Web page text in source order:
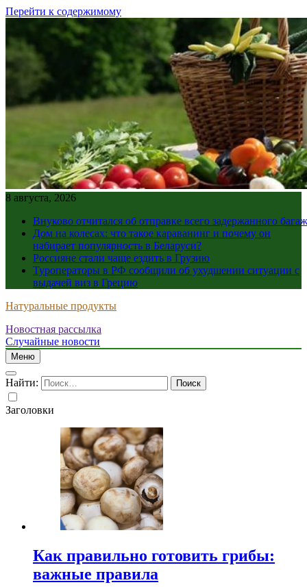
Перейти к содержимому
8 августа, 2026
Внуково отчитался об отправке всего задержанного
Дом на колесах: что такое караванинг и почему он
набирает популярность в Беларуси?
Россияне стали чаще ездить в Грузию
Туроператоры в РФ сообщили об ухудшении ситуации с
выдачей виз в Грецию
Натуральные продукты
Новостная рассылка
Случайные новости
Меню
Найти:
Заголовки
Как правильно готовить грибы:
важные правила